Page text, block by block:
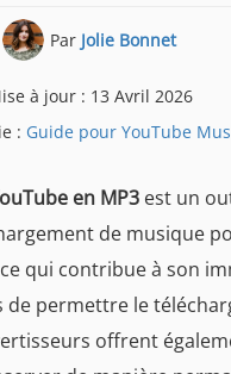
Par Jolie Bonnet
à jour : 13 Avril 2026
: Guide pour YouTube
en MP3 est un
de musique
qui contribue à son
de permettre le
offrent